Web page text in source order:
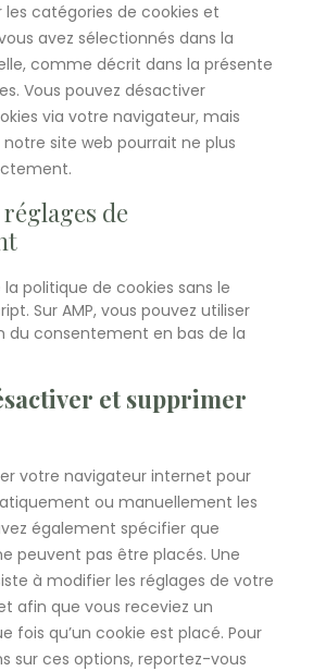
les catégories de cookies et
avez sélectionnés dans la
comme décrit dans la présente
Vous pouvez désactiver
via votre navigateur, mais
site web pourrait ne plus
réglages de
politique de cookies sans le
Sur AMP, vous pouvez utiliser
du consentement en bas de la
et supprimer
votre navigateur internet pour
ou manuellement les
également spécifier que
peuvent pas être placés. Une
à modifier les réglages de votre
afin que vous receviez un
fois qu’un cookie est placé. Pour
sur ces options, reportez-vous